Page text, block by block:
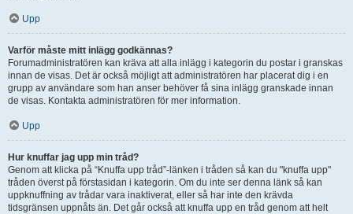
Upp
Varför måste mitt inlägg godkännas?
Forumadministratören kan kräva att alla inlägg i kategorin du postar i granskas
innan de visas. Det är också möjligt att administratören har placerat dig i en
grupp av användare som han anser behöver få sina inlägg granskade innan
de visas. Kontakta administratören för mer information.
Upp
Hur knuffar jag upp min tråd?
Genom att klicka på “Knuffa upp tråd”-länken i tråden så kan du "knuffa upp"
tråden överst på förstasidan i kategorin. Om du inte ser denna länk så kan
uppknuffning av trådar vara inaktiverat, eller så har inte den krävda
tidsgränsen uppnåts än. Det går också att knuffa upp en tråd genom att helt